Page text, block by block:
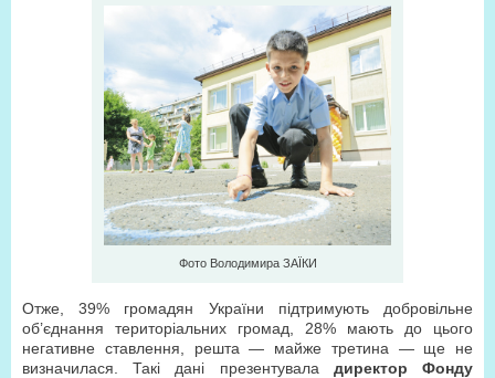
Фото Володимира ЗАЇКИ
Отже, 39% громадян України підтримують добровільне
об’єднання територіальних громад, 28% мають до цього
негативне ставлення, решта — майже третина — ще не
визначилася. Такі дані презентувала директор Фонду